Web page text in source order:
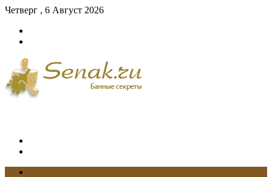
Четверг , 6 Август 2026